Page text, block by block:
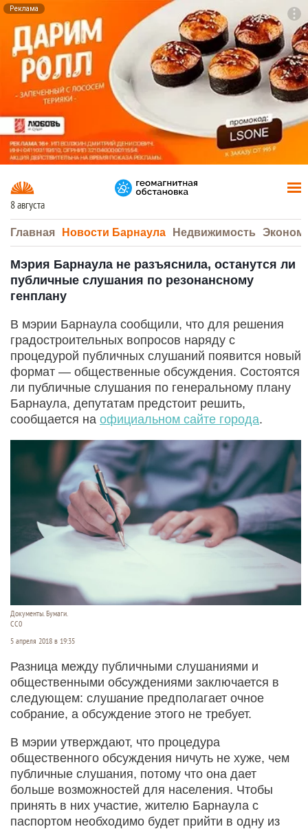
Реклама
8 августа
Главная Новости Барнаула Недвижимость
Мэрия Барнаула не разъяснила, останутся ли
публичные слушания по резонансному
генплану
В мэрии Барнаула сообщили, что для решения
градостроительных вопросов наряду с
процедурой публичных слушаний появится новый
формат — общественные обсуждения. Состоятся
ли публичные слушания по генеральному плану
Барнаула, депутатам предстоит решить,
сообщается на официальном сайте города.
Документы. Бумаги.
СС0
5 апреля 2018 в 19:35
Разница между публичными слушаниями и
общественными обсуждениями заключается в
следующем: слушание предполагает очное
собрание, а обсуждение этого не требует.
В мэрии утверждают, что процедура
общественного обсуждения ничуть не хуже, чем
публичные слушания, потому что она дает
больше возможностей для населения. Чтобы
принять в них участие, жителю Барнаула с
паспортом необходимо будет прийти в одну из